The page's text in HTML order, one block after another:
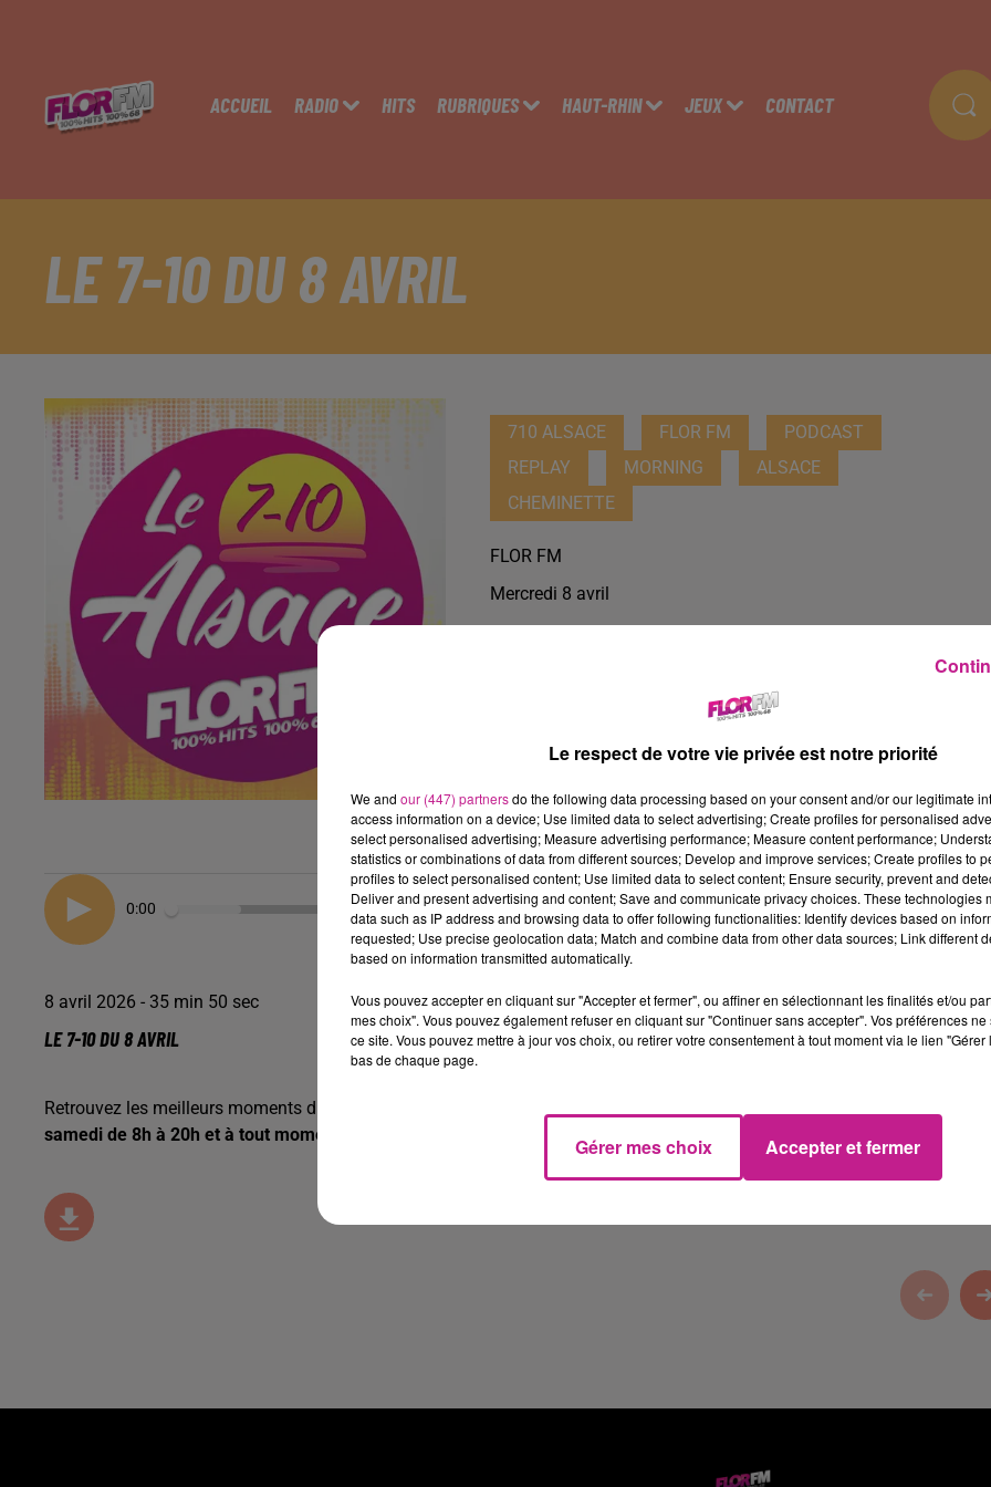
ACCUEIL RADIO HITS RUBRIQUES HAUT-RHIN JEUX CONTACT
LE 7-10 DU 8 AVRIL
710 ALSACE FLOR FM
PODCAST
REPLAY
MORNING
ALSACE
CHEMINETTE
FLOR FM
Mercredi 8 avril
0:00 35 min 50
8 avril 2026 - 35 min 50 sec
LE 7-10 DU 8 AVRIL
Retrouvez les meilleurs moments du 7-10 Alsace avec
samedi de 8h à 20h et à tout moment
Le respect de votre vie privée est notre priorité
We and our (447) partnersdo the following data processing based on your consent and/or our legitimate
access information on a device; Use limited data to select advertising; Create profiles for personalised
select personalised advertising; Measure advertising performance; Measure content performance;
statistics or combinations of data from different sources; Develop and improve services; Create profiles to
profiles to select personalised content; Use limited data to select content; Ensure security, prevent and
Deliver and present advertising and content; Save and communicate privacy choices. These technologies
data such as IP address and browsing data to offer following functionalities: Identify devices based on
requested; Use precise geolocation data; Match and combine data from other data sources; Link different
based on information transmitted automatically.
Vous pouvez accepter en cliquant sur "Accepter et fermer", ou affiner en sélectionnant les finalités et/ou
mes choix". Vous pouvez également refuser en cliquant sur "Continuer sans accepter". Vos préférences
ce site. Vous pouvez mettre à jour vos choix, ou retirer votre consentement à tout moment via le lien
bas de chaque page.
Gérer mes choix Accepter et fermer